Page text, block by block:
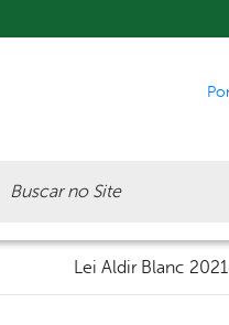
Lei Aldir Blanc 2021